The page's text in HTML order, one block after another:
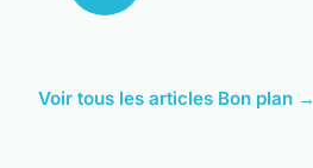
Voir tous les articles Bon plan →